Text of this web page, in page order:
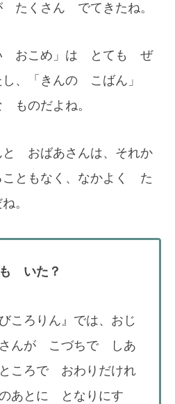
たくさん でてきたね。
おこめ」は とても ぜ
、「きんの こばん」
のだよね。
おばあさんは、それか
ともなく、なかよく た
。
いた？
ころりん』では、おじ
んが こづちで しあ
ころで おわりだけれ
あとに となりにす